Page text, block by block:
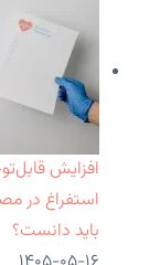
افزایش
استفراغ در
باید دانست؟